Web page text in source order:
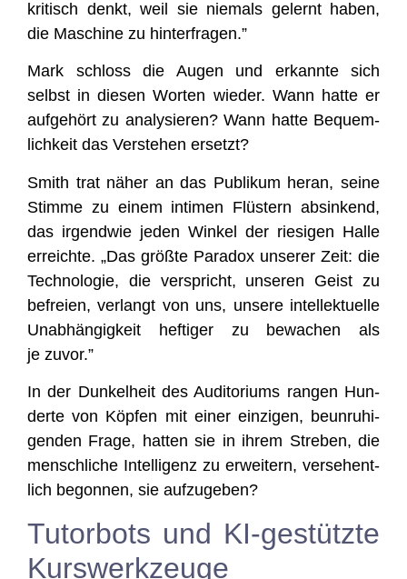
kri­tisch denkt, weil sie nie­mals gelernt haben,
die Maschi­ne zu hinterfragen.”
Mark schloss die Augen und erkann­te sich
selbst in die­sen Wor­ten wie­der. Wann hat­te er
auf­ge­hört zu ana­ly­sie­ren? Wann hat­te Bequem­
lich­keit das Ver­ste­hen ersetzt?
Smith trat näher an das Publi­kum her­an, sei­ne
Stim­me zu einem inti­men Flüs­tern absin­kend,
das irgend­wie jeden Win­kel der rie­si­gen Hal­le
erreich­te. „Das größ­te Para­dox unse­rer Zeit: die
Tech­no­lo­gie, die ver­spricht, unse­ren Geist zu
befrei­en, ver­langt von uns, unse­re intel­lek­tu­el­le
Unab­hän­gig­keit hef­ti­ger zu bewa­chen als
je zuvor.”
In der Dun­kel­heit des Audi­to­ri­ums ran­gen Hun­
der­te von Köp­fen mit einer ein­zi­gen, beun­ru­hi­
gen­den Fra­ge, hat­ten sie in ihrem Stre­ben, die
mensch­li­che Intel­li­genz zu erwei­tern, ver­se­hent­
lich begon­nen, sie aufzugeben?
Tutorbots und KI-gestützte
Kurswerkzeuge